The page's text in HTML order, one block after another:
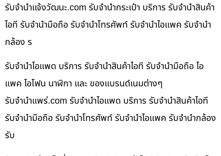
รับจํานําแจ้งวัฒนะ.com รับจำนำกระเป๋า บริการ รับจำนำสินค้า
ไอที รับจำนำมือถือ รับจำนำโทรศัพท์ รับจำนำไอแพค รับจำนำ
กล้อง ร
รับจำนำไอแพด บริการ รับจำนำสินค้าไอที รับจำนำมือถือ ไอ
แพค ไอโฟน นาฬิกา และ ของแบรนด์เนมต่างๆ
รับจํานําแพร่.com รับจำนำไอแพด บริการ รับจำนำสินค้าไอที
รับจำนำมือถือ รับจำนำโทรศัพท์ รับจำนำไอแพค รับจำนำกล้อง
รับ